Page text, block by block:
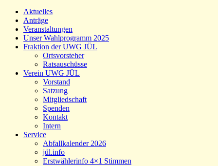
Aktuelles
Anträge
Veranstaltungen
Unser Wahlprogramm 2025
Fraktion der UWG JÜL
Ortsvorsteher
Ratsauschüsse
Verein UWG JÜL
Vorstand
Satzung
Mitgliedschaft
Spenden
Kontakt
Intern
Service
Abfallkalender 2026
jül.info
Erstwählerinfo 4×1 Stimmen